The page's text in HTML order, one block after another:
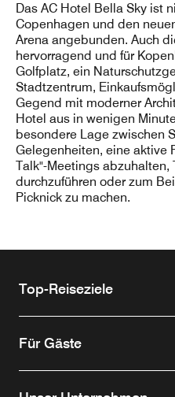
Das AC Hotel Bella Sky ist
Copenhagen und den
Arena angebunden. Auch
hervorragend und für
Golfplatz, ein
Stadtzentrum,
Gegend mit moderner
Hotel aus in wenigen
besondere Lage zwischen
Gelegenheiten, eine aktive
Talk"-Meetings
durchzuführen oder zum
Picknick zu machen.
Top-Reiseziele
Für Gäste